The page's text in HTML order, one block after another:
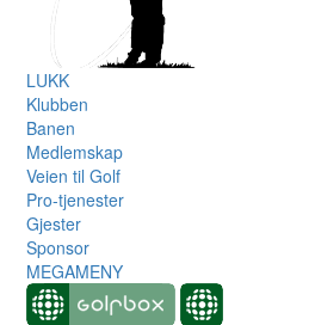
LUKK
Klubben
Banen
Medlemskap
Veien til Golf
Pro-tjenester
Gjester
Sponsor
MEGAMENY